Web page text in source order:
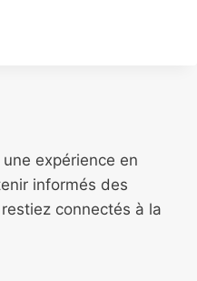
expérience en
informés des
connectés à la